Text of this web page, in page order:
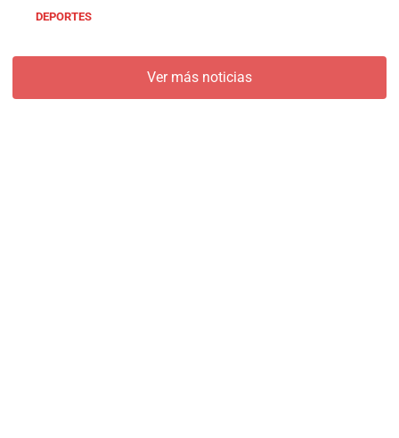
DEPORTES
Ver más noticias